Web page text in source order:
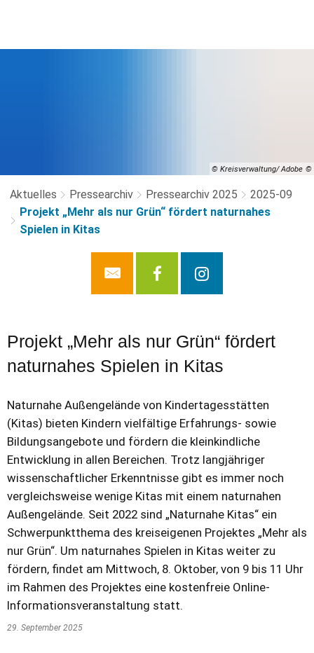
© Kreisverwaltung/ Adobe
Aktuelles Pressearchiv Pressearchiv 2025
2025-09
Projekt „Mehr als nur Grün“ fördert naturnahes
Spielen in Kitas
Projekt „Mehr als nur Grün“ fördert
naturnahes Spielen in Kitas
Naturnahe Außengelände von Kindertagesstätten
(Kitas) bieten Kindern vielfältige Erfahrungs- sowie
Bildungsangebote und fördern die kleinkindliche
Entwicklung in allen Bereichen. Trotz langjähriger
wissenschaftlicher Erkenntnisse gibt es immer noch
vergleichsweise wenige Kitas mit einem naturnahen
Außengelände. Seit 2022 sind „Naturnahe Kitas“ ein
Schwerpunktthema des kreiseigenen Projektes „Mehr als
nur Grün“. Um naturnahes Spielen in Kitas weiter zu
fördern, findet am Mittwoch, 8. Oktober, von 9 bis 11 Uhr
im Rahmen des Projektes eine kostenfreie Online-
Informationsveranstaltung statt.
29. September 2025